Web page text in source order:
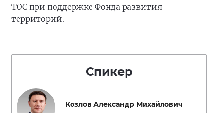
ТОС при поддержке Фонда развития
территорий.
Спикер
Козлов Александр Михайлович